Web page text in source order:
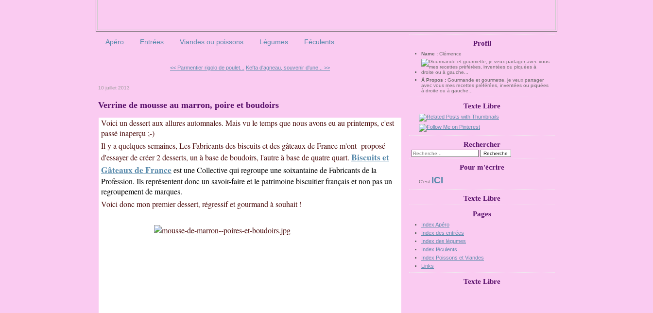
Apéro Entrées Viandes ou poissons Légumes Féculents
<< Parmentier rigolo de poulet... Kefta d'agneau, souvenir d'une... >>
10 juillet 2013
Verrine de mousse au marron, poire et boudoirs
Voici un dessert aux allures automnales. Mais vu le temps que nous avons eu au printemps, c'est
passé inaperçu ;-)
Il y a quelques semaines, Les Fabricants des biscuits et des gâteaux de France m'ont proposé
d'essayer de créer 2 desserts, un à base de boudoirs, l'autre à base de quatre quart. Biscuits et
Gâteaux de Franceest une Collective qui regroupe une soixantaine de Fabricants de la
Profession. Ils représentent donc un savoir-faire et le patrimoine biscuitier français et non pas un
regroupement de marques.
Voici donc mon premier dessert, régressif et gourmand à souhait !
Profil
Name : Clémence
À Propos : Gourmande et gourmette, je veux partager
avec vous mes recettes préférées, inventées ou piquées
à droite ou à gauche...
Texte Libre
Rechercher
Pour m'écrire
C'est ICI
Texte Libre
Pages
Index Apéro
Index des entrées
Index des légumes
Index féculents
Index Poissons et Viandes
Links
Texte Libre